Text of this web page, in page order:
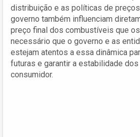
distribuição e as políticas de
governo também influenciam
preço final dos combustíveis que
necessário que o governo e as
estejam atentos a essa dinâmica
futuras e garantir a estabilidade
consumidor.